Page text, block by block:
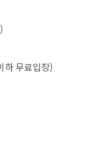
하 무료입장)